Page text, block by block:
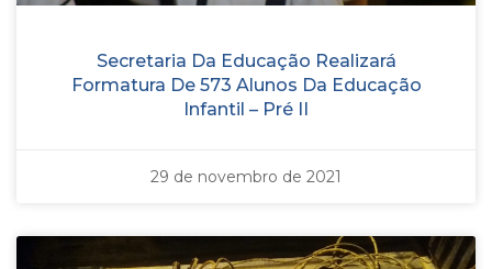
Secretaria Da Educação Realizará
Formatura De 573 Alunos Da Educação
Infantil – Pré II
29 de novembro de 2021